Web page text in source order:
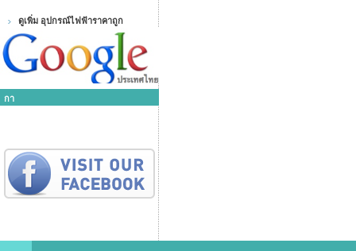
ดูเพิ่ม อุปกรณ์ไฟฟ้าราคาถูก
กา